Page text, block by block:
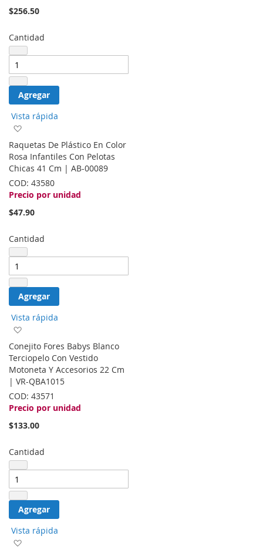
$256.50
Cantidad
Agregar
Vista rápida
la
lista
de
deseos
Raquetas De Plástico En Color
Rosa Infantiles Con Pelotas
Chicas 41 Cm | AB-00089
COD: 43580
Precio por unidad
$47.90
Cantidad
Agregar
Vista rápida
la
lista
de
deseos
Conejito Fores Babys Blanco
Terciopelo Con Vestido
Motoneta Y Accesorios 22 Cm
| VR-QBA1015
COD: 43571
Precio por unidad
$133.00
Cantidad
Agregar
Vista rápida